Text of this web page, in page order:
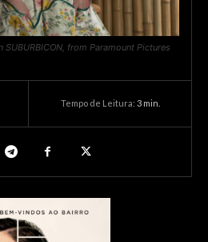
from Paramount Pictures
Tempo de Leitura: 3min.